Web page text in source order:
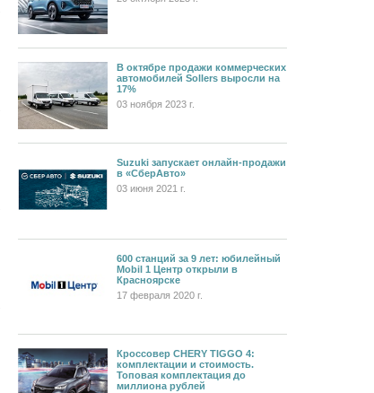
В октябре продажи коммерческих
автомобилей Sollers выросли на
17%
03 ноября 2023 г.
Suzuki запускает онлайн-продажи
в «СберАвто»
03 июня 2021 г.
600 станций за 9 лет: юбилейный
Mobil 1 Центр открыли в
Красноярске
17 февраля 2020 г.
Кроссовер CHERY TIGGO 4:
комплектации и стоимость.
Топовая комплектация до
миллиона рублей